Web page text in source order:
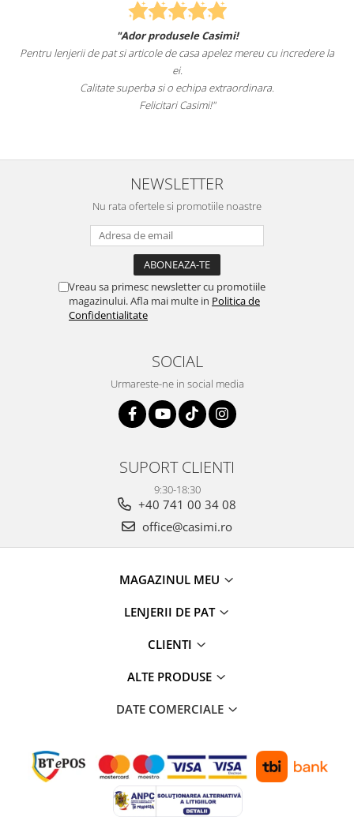
"Ador produsele Casimi!
lenjerii de pat si articole de casa apelez mereu cu incredere la
Calitate superba si o echipa extraordinara.
Felicitari Casimi!"
sunteti
NEWSLETTER
Nu rata ofertele si promotiile noastre
Vreau sa primesc newsletter cu promotiile
magazinului. Afla mai multe in Politica de
Confidentialitate
SOCIAL
Urmareste-ne in social media
SUPORT CLIENTI
9:30-18:30
+40 741 00 34 08
office@casimi.ro
MAGAZINUL MEU
LENJERII DE PAT
CLIENTI
ALTE PRODUSE
DATE COMERCIALE